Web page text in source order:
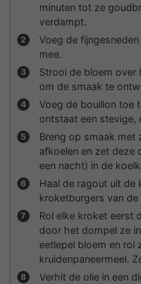
minuten tot ze
verdampt.
Voeg de
mee.
Strooi de bloem over
om de smaak te
Voeg de bouillon toe
ontstaat een stevige,
Breng op smaak met
afkoelen en zet deze
een nacht) in de
Haal de ragout uit de
kroketburgers van de
Rol elke kroket eerst
door het dompel ze
eetlepel bloem en rol
kruidenpaneermeel.
Verhit de olie in een